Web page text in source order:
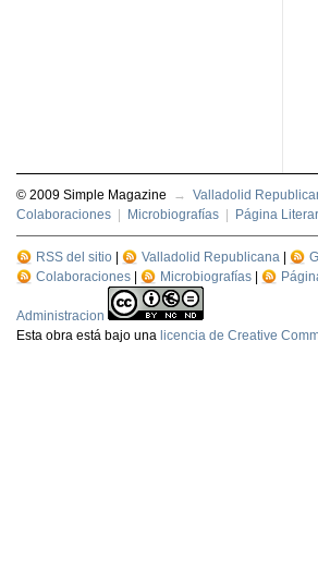
© 2009 Simple Magazine → Valladolid
Colaboraciones | Microbiografías | Página
RSS del sitio | Valladolid Republicana |
Colaboraciones | Microbiografías |
Administracion
Esta obra está bajo una licencia de Creative